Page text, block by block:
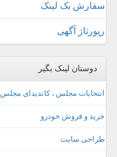
سفارش بک لینک
رپورتاژ آگهی
دوستان لینک بگیر
انتخابات مجلس ، کاندیدای مجلس
خرید و فروش خودرو
طراحی سایت